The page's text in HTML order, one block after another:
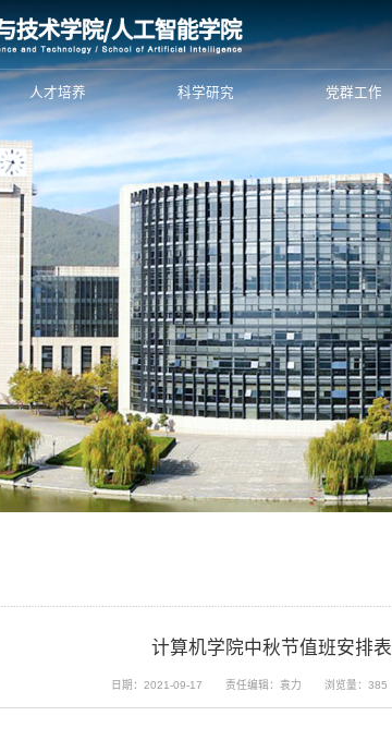
人才培养 科学研究 党群工作
计算机学院中秋节值班安排表
日期：2021-09-17 责任编辑：袁力 浏览量： 385